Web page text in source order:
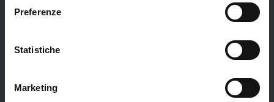
Preferenze
Statistiche
Marketing
T. +39 0542 604111 - F. +39 0542 604013 - CF
Servizi al cittadino